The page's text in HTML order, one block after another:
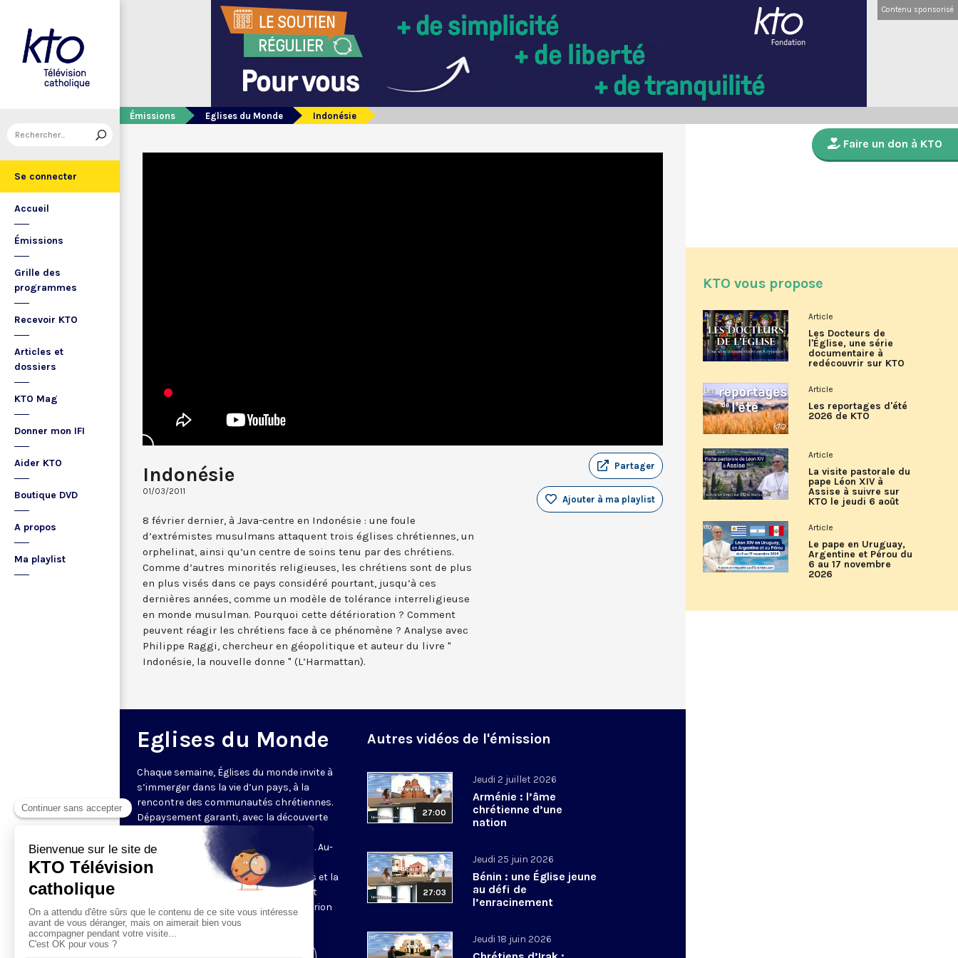
Se connecter
Accueil
Émissions
Grille des
programmes
Recevoir KTO
Articles et
dossiers
KTO Mag
Donner mon IFI
Aider KTO
Boutique DVD
A propos
Ma playlist
Contenu sponsorisé
Émissions Eglises du Monde Indonésie
Indonésie
01/03/2011
Partager
Ajouter à ma playlist
8 février dernier, à Java-centre en Indonésie : une foule
d’extrémistes musulmans attaquent trois églises chrétiennes, un
orphelinat, ainsi qu’un centre de soins tenu par des chrétiens.
Comme d’autres minorités religieuses, les chrétiens sont de plus
en plus visés dans ce pays considéré pourtant, jusqu’à ces
dernières années, comme un modèle de tolérance interreligieuse
en monde musulman. Pourquoi cette détérioration ? Comment
peuvent réagir les chrétiens face à ce phénomène ? Analyse avec
Philippe Raggi, chercheur en géopolitique et auteur du livre "
Indonésie, la nouvelle donne " (L’Harmattan).
Eglises du Monde
Chaque semaine, Églises du monde invite à
s’immerger dans la vie d’un pays, à la
rencontre des communautés chrétiennes.
Dépaysement garanti, avec la découverte
des spécificités et du rayonnement de
l’Église catholique ou de ses difficultés. Au-
delà de l’actualité, il s’agit aussi de
comprendre les grands enjeux du pays et la
contribution que les chrétiens peuvent
apporter à la société. Présenté par Marion
Fontenille chaque jeudi à 21h45.
Autres vidéos de l'émission
27:00
Jeudi 2 juillet 2026
Arménie : l’âme
chrétienne d’une
nation
27:03
Jeudi 25 juin 2026
Bénin : une Église jeune
au défi de
l’enracinement
Jeudi 18 juin 2026
Faire un don à KTO
KTO vous propose
Article
Les Docteurs de
l'Église, une série
documentaire à
redécouvrir sur KTO
Article
Les reportages d'été
2026 de KTO
Article
La visite pastorale du
pape Léon XIV à
Assise à suivre sur
KTO le jeudi 6 août
Article
Le pape en Uruguay,
Argentine et Pérou du
6 au 17 novembre
2026